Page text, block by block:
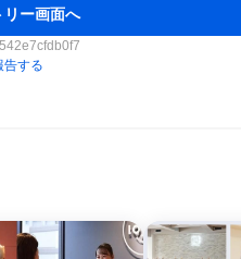
リー画面へ
告する